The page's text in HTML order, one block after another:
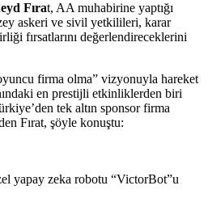
Fırat, AA muhabirine yaptığı
askeri ve sivil yetkilileri, karar
fırsatlarını değerlendireceklerini
firma olma” vizyonuyla hareket
en prestijli etkinliklerden biri
tek altın sponsor firma
Fırat, şöyle konuştu:
yapay zeka robotu “VictorBot”u